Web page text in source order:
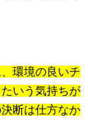
環境の良いチ
いう気持ちが
断は仕方なか